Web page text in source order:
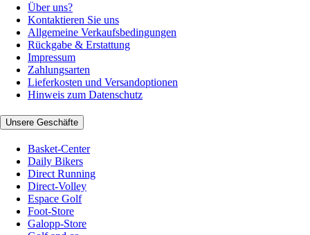
Über uns?
Kontaktieren Sie uns
Allgemeine Verkaufsbedingungen
Rückgabe & Erstattung
Impressum
Zahlungsarten
Lieferkosten und Versandoptionen
Hinweis zum Datenschutz
Unsere Geschäfte
Basket-Center
Daily Bikers
Direct Running
Direct-Volley
Espace Golf
Foot-Store
Galopp-Store